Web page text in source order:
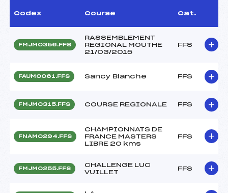
Codex Course Cat.
FMJM0356.FFS
RASSEMBLEMENT
REGIONAL MOUTHE
21/03/2015
FFS
FAUM0061.FFS Sancy Blanche FFS
FMJM0315.FFS COURSE REGIONALE FFS
FNAM0294.FFS
CHAMPIONNATS DE
FRANCE MASTERS
LIBRE 20 kms
FFS
FMJM0255.FFS
CHALLENGE LUC
VUILLET
FFS